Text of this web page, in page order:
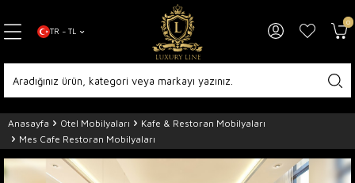
TR − TL
0
Anasayfa Otel Mobilyaları
Kafe & Restoran Mobilyaları
Mes Cafe Restoran Mobilyaları